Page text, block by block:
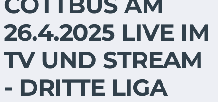
26.4.2025 LIVE IM
TV UND STREAM
- DRITTE LIGA